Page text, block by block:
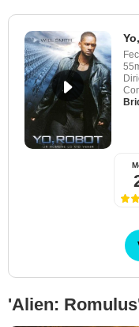
'Alien: